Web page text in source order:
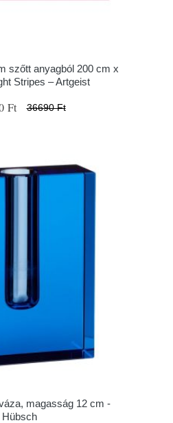
szőtt anyagból 200 cm x
Stripes – Artgeist
Ft 36690 Ft
magasság 12 cm -
Hübsch